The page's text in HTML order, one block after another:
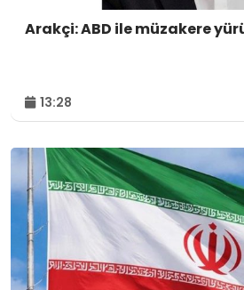
Arakçi: ABD ile müzakere
13:28